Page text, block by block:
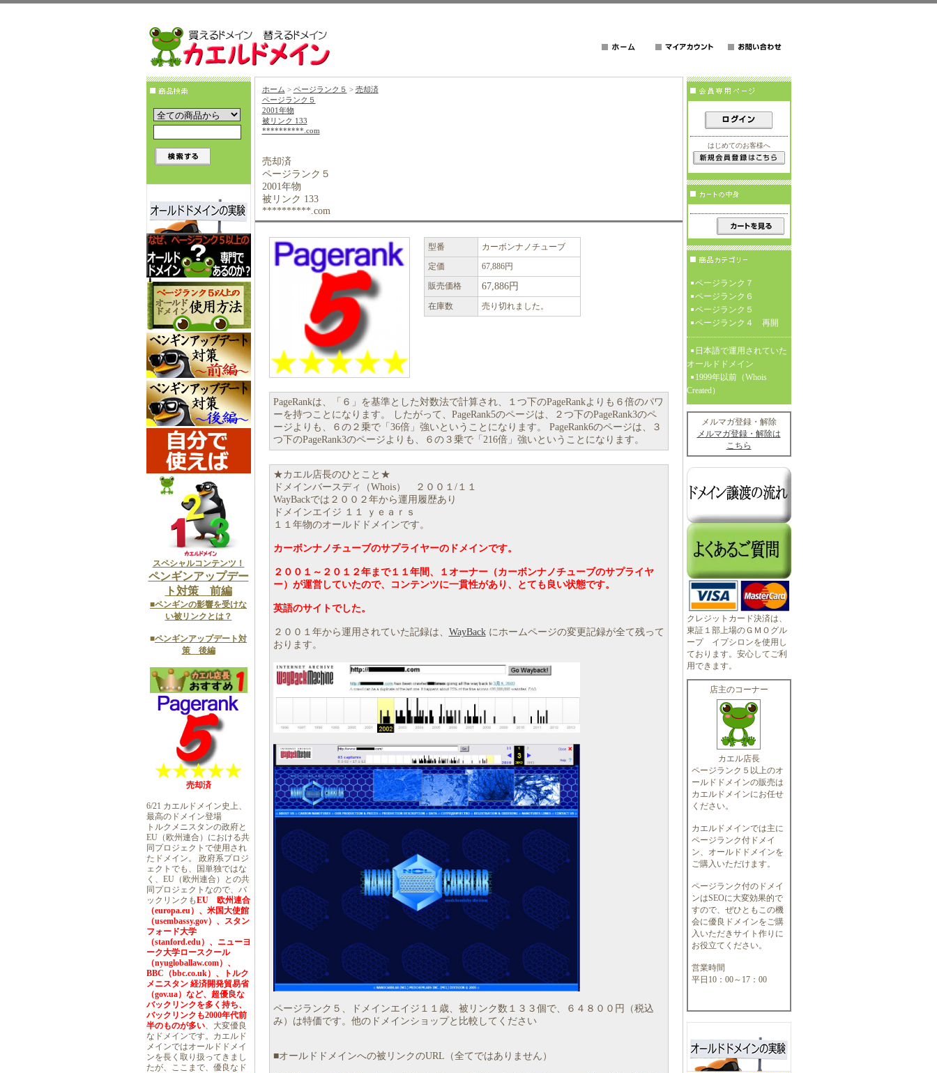
スペシャルコンテンツ！
ペンギンアップデー
ト対策 前編
■ペンギンの影響を受けな
い被リンクとは？
■ペンギンアップデート対
策 後編
売却済
6/21 カエルドメイン史上、
最高のドメイン登場
トルクメニスタンの政府と
EU（欧州連合）における共
同プロジェクトで使用され
たドメイン。 政府系プロジ
ェクトでも、国単独ではな
く、EU（欧州連合）との共
同プロジェクトなので、バ
ックリンクもEU 欧州連合
（europa.eu）、米国大使館
（usembassy.gov）、スタン
フォード大学
（stanford.edu）、ニューヨ
ーク大学ロースクール
（nyugloballaw.com）、
BBC（bbc.co.uk）、トルク
メニスタン 経済開発貿易省
（gov.ua）など、超優良な
バックリンクを多く持ち、
バックリンクも2000年代前
半のものが多い、大変優良
なドメインです。カエルド
メインではオールドドメイ
ンを長く取り扱ってきまし
たが、ここまで、優良なド
ホーム > ページランク５ > 売却済
ページランク５
2001年物
被リンク 133
**********.com
売却済
ページランク５
2001年物
被リンク 133
**********.com
型番
カーボンナノチューブ
定価
67,886円
販売価格
67,886円
在庫数 売り切れました。
PageRankは、「６」を基準とした対数法で計算され、１つ下のPageRankよりも６倍のパワ
ーを持つことになります。 したがって、PageRank5のページは、２つ下のPageRank3のペ
ージよりも、６の２乗で「36倍」強いということになります。 PageRank6のページは、３
つ下のPageRank3のページよりも、６の３乗で「216倍」強いということになります。
★カエル店長のひとこと★
ドメインバースディ（Whois） ２００１/１１
WayBackでは２００２年から運用履歴あり
ドメインエイジ １１ ｙｅａｒｓ
１１年物のオールドドメインです。
カーボンナノチューブのサプライヤーのドメインです。
２００１～２０１２年まで１１年間、１オーナー（カーボンナノチューブのサプライヤ
ー）が運営していたので、コンテンツに一貫性があり、とても良い状態です。
英語のサイトでした。
２００１年から運用されていた記録は、 WayBackにホームページの変更記録が全て残って
おります。
ページランク５、ドメインエイジ１１歳、被リンク数１３３個で、６４８００円（税込
み）は特価です。他のドメインショップと比較してください
■オールドドメインへの被リンクのURL（全てではありません）
はじめてのお客様へ
ページランク７
ページランク６
ページランク５
ページランク４ 再開
日本語で運用されていた
オールドドメイン
1999年以前（Whois
Created）
メルマガ登録・解除
メルマガ登録・解除は
こちら
クレジットカード決済は、
東証１部上場のＧＭＯグル
ープ イプシロンを使用し
ております。安心してご利
用できます。
店主のコーナー
カエル店長
ページランク５以上のオ
ールドドメインの販売は
カエルドメインにお任せ
ください。
カエルドメインでは主に
ページランク付ドメイ
ン、オールドドメインを
ご購入いただけます。
ページランク付のドメイ
ンはSEOに大変効果的で
すので、ぜひともこの機
会に優良ドメインをご購
入いただきサイト作りに
お役立てください。
営業時間
平日10：00～17：00